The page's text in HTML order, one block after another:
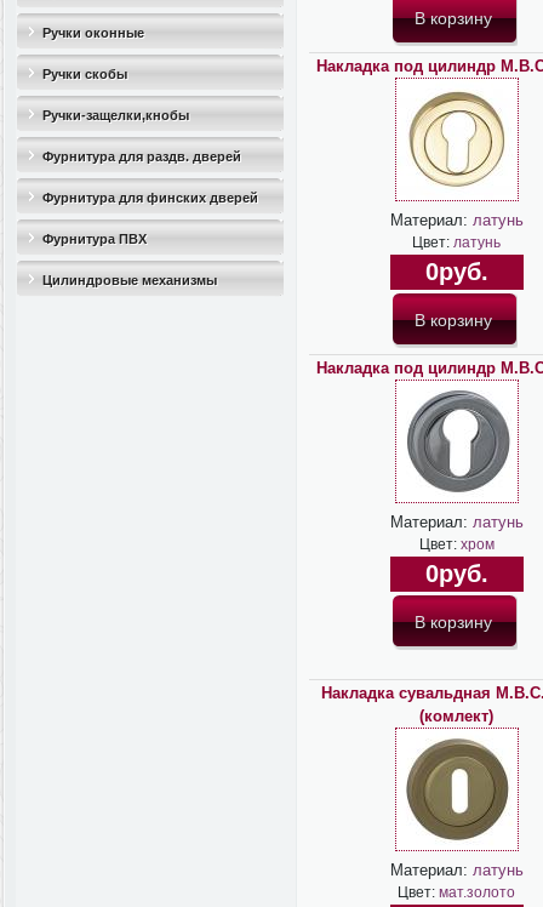
Ручки оконные
Ручки скобы
Ручки-защелки,кнобы
Фурнитура для раздв. дверей
Фурнитура для финских дверей
Фурнитура ПВХ
Цилиндровые механизмы
Накладка под цилиндр
Материал: латунь
Цвет: латунь
0руб.
Накладка под цилиндр
Материал: латунь
Цвет: хром
0руб.
Накладка сувальдная
(комлект)
Материал: латунь
Цвет: мат.золото